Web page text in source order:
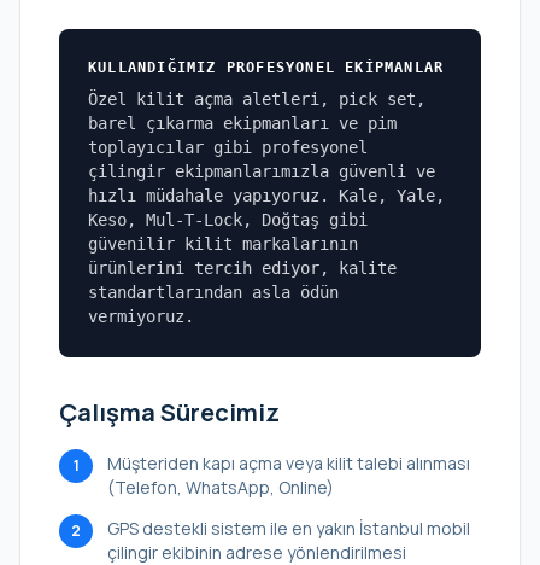
KULLANDIĞIMIZ PROFESYONEL EKIPMANLAR
Özel kilit açma aletleri, pick set,
barel çıkarma ekipmanları ve pim
toplayıcılar gibi profesyonel
çilingir ekipmanlarımızla güvenli ve
hızlı müdahale yapıyoruz. Kale, Yale,
Keso, Mul-T-Lock, Doğtaş gibi
güvenilir kilit markalarının
ürünlerini tercih ediyor, kalite
standartlarından asla ödün
vermiyoruz.
Çalışma Sürecimiz
1
Müşteriden kapı açma veya kilit talebi alınması
(Telefon, WhatsApp, Online)
2
GPS destekli sistem ile en yakın İstanbul mobil
çilingir ekibinin adrese yönlendirilmesi